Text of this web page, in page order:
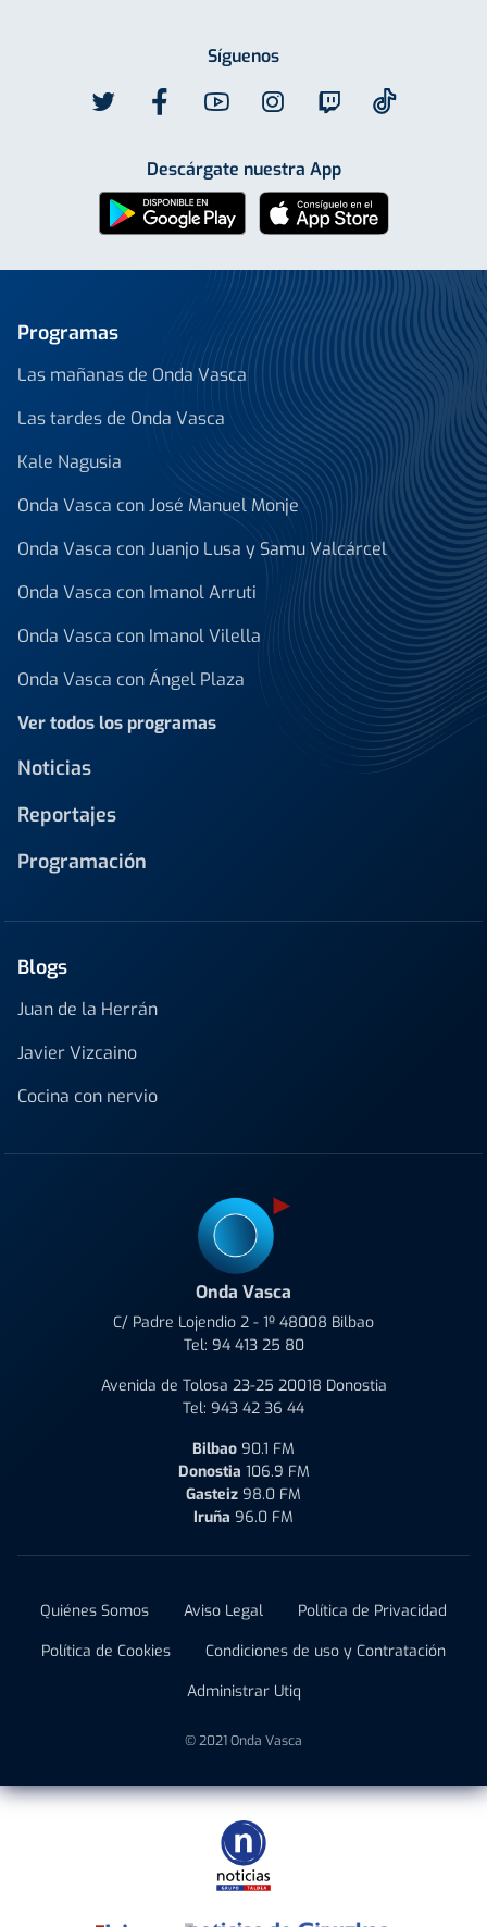
Síguenos
Descárgate nuestra App
Programas
Las mañanas de Onda Vasca
Las tardes de Onda Vasca
Kale Nagusia
Onda Vasca con José Manuel Monje
Onda Vasca con Juanjo Lusa y Samu Valcárcel
Onda Vasca con Imanol Arruti
Onda Vasca con Imanol Vilella
Onda Vasca con Ángel Plaza
Ver todos los programas
Noticias
Reportajes
Programación
Blogs
Juan de la Herrán
Javier Vizcaino
Cocina con nervio
Onda Vasca
C/ Padre Lojendio 2 - 1º 48008 Bilbao
Tel: 94 413 25 80
Avenida de Tolosa 23-25 20018 Donostia
Tel: 943 42 36 44
Bilbao 90.1 FM
Donostia 106.9 FM
Gasteiz 98.0 FM
Iruña 96.0 FM
Quiénes Somos Aviso Legal
Política de Privacidad
Política de Cookies
Condiciones de uso y Contratación
Administrar Utiq
© 2021 Onda Vasca